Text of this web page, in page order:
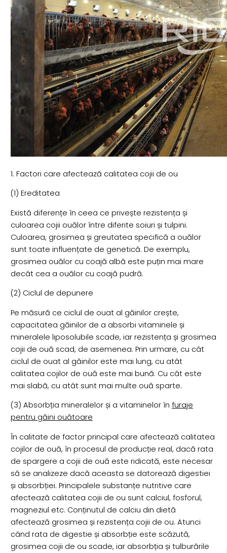
1. Factori care afectează calitatea cojii de ou
(1) Ereditatea
Există diferențe în ceea ce privește rezistența și
culoarea cojii ouălor între diferite soiuri și tulpini.
Culoarea, grosimea și greutatea specifică a ouălor
sunt toate influențate de genetică. De exemplu,
grosimea ouălor cu coajă albă este puțin mai mare
decât cea a ouălor cu coajă pudră.
(2) Ciclul de depunere
Pe măsură ce ciclul de ouat al găinilor crește,
capacitatea găinilor de a absorbi vitaminele și
mineralele liposolubile scade, iar rezistența și grosimea
cojii de ouă scad, de asemenea. Prin urmare, cu cât
ciclul de ouat al găinilor este mai lung, cu atât
calitatea cojilor de ouă este mai bună. Cu cât este
mai slabă, cu atât sunt mai multe ouă sparte.
(3) Absorbția mineralelor și a vitaminelor în furaje
pentru găini ouătoare
În calitate de factor principal care afectează calitatea
cojilor de ouă, în procesul de producție real, dacă rata
de spargere a cojii de ouă este ridicată, este necesar
să se analizeze dacă aceasta se datorează digestiei
și absorbției. Principalele substanțe nutritive care
afectează calitatea cojii de ou sunt calciul, fosforul,
magneziul etc. Conținutul de calciu din dietă
afectează grosimea și rezistența cojii de ou. Atunci
când rata de digestie și absorbție este scăzută,
grosimea cojii de ou scade, iar absorbția și tulburările